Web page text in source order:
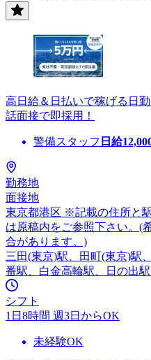
高日給＆日払いで稼げる日
話面接で即採用！
警備スタッフ 日給
勤務地
面接地
東京都港区 ※記載の住所と
は原稿内をご参照下さい。(
合があります。)
三田(東京)駅、田町(東京)駅
番駅、白金高輪駅、日の出
シフト
1日8時間 週3日からOK
未経験OK